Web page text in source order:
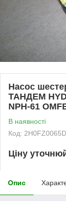
Насос
ТАНДЕМ
NPH-61
В наявності
Код:
Ціну
Опис